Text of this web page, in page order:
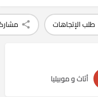
طلب الإتجاهات
أثاث و موبيليا